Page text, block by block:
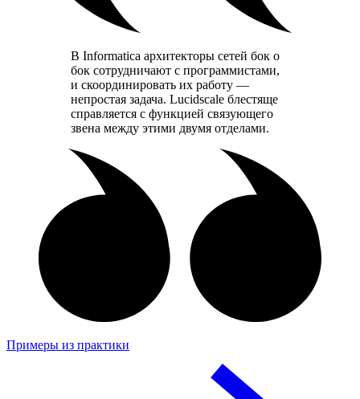
В Informatica архитекторы сетей бок о
бок сотрудничают с программистами,
и скоординировать их работу —
непростая задача. Lucidscale блестяще
справляется с функцией связующего
звена между этими двумя отделами.
Примеры из практики